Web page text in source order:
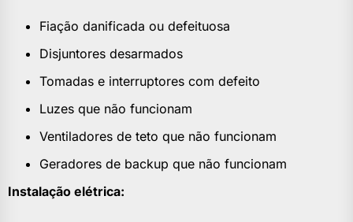
Fiação danificada ou defeituosa
Disjuntores desarmados
Tomadas e interruptores com defeito
Luzes que não funcionam
Ventiladores de teto que não funcionam
Geradores de backup que não funcionam
Instalação elétrica: